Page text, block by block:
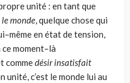
unité : en tant que
le monde, quelque chose qui
en état de tension,
moment–là
commedésir insatisfait
unité, c’est le monde lui au